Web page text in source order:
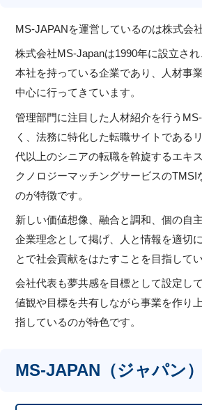
MS-JAPANを運営しているのは株式会
株式会社MS-Japanは1990年に設立さ
本社を持っている企業であり、人材事
中心に行ってきています。
管理部門に注目した人材紹介を行う
く、法務に特化した転職サイトである
代以上のシニアの転職を斡旋するエキ
クノロジーマッチングサービスのTMSI
のが特徴です。
新しい価値想像、融合と調和、個の自
企業理念として掲げ、人と情報を適切
とで社会貢献をはたすことを目指してい
会社代表も夢共感を目標として設定し
値観や目標を共有しながら事業を作り
指しているのが特色です。
MS-JAPAN（ジャパン